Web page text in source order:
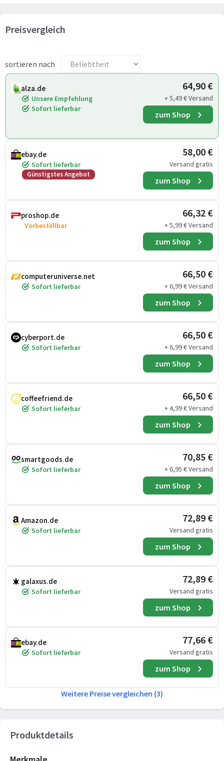
Preisvergleich
sortieren nach
alza.de
Unsere Empfehlung
Sofort lieferbar
64,90 €
+ 5,49 € Versand
zum Shop
ebay.de
Sofort lieferbar
Günstigstes Angebot
58,00 €
Versand gratis
zum Shop
proshop.de
Vorbestellbar
66,32 €
+ 5,99 € Versand
zum Shop
computeruniverse.net
Sofort lieferbar
66,50 €
+ 6,99 € Versand
zum Shop
cyberport.de
Sofort lieferbar
66,50 €
+ 6,99 € Versand
zum Shop
coffeefriend.de
Sofort lieferbar
66,50 €
+ 4,99 € Versand
zum Shop
smartgoods.de
Sofort lieferbar
70,85 €
+ 6,95 € Versand
zum Shop
Amazon.de
Sofort lieferbar
72,89 €
Versand gratis
zum Shop
galaxus.de
Sofort lieferbar
72,89 €
Versand gratis
zum Shop
ebay.de
Sofort lieferbar
77,66 €
Versand gratis
zum Shop
Weitere Preise vergleichen (3)
Produktdetails